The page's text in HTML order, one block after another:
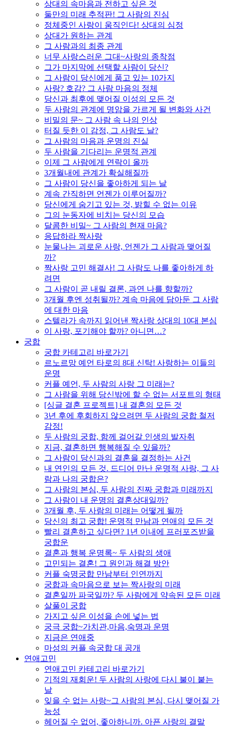
상대의 속마음과 전하고 싶은 것
둘만의 미래 추적판! 그 사람의 진심
정체중인 사랑이 움직인다! 상대의 심정
상대가 원하는 관계
그 사람과의 최종 관계
너무 사랑스러운 그대~사랑의 종착점
그가 마지막에 선택할 사람이 당신?
그 사람이 당신에게 품고 있는 10가지
사랑? 호감? 그 사람 마음의 정체
당신과 최후에 맺어질 이성의 모든 것
두 사람의 관계에 명암을 가르게 될 변화와 사건
비밀의 문~ 그 사람 속 나의 인상
터질 듯한 이 감정, 그 사람도 날?
그 사람의 마음과 운명의 진실
두 사람을 기다리는 운명적 관계
이제 그 사람에게 연락이 올까
3개월내에 관계가 확실해질까
그 사람이 당신을 좋아하게 되는 날
계속 간직하면 언젠가 이루어질까?
당신에게 숨기고 있는 것, 밝힐 수 없는 이유
그의 눈동자에 비치는 당신의 모습
달콤한 비밀~ 그 사람의 현재 마음?
응답하라 짝사랑
눈물나는 괴로운 사랑, 언젠가 그 사람과 맺어질
까?
짝사랑 고민 해결사! 그 사람도 나를 좋아하게 하
려면
그 사람이 곧 내릴 결론, 과연 나를 향할까?
3개월 후엔 성취될까? 계속 마음에 담아둔 그 사람
에 대한 마음
스텔라가 속까지 읽어낸 짝사랑 상대의 10대 본심
이 사랑, 포기해야 할까? 아니면…?
궁합
궁합 카테고리 바로가기
르노르망 예언 타로의 8대 신탁! 사랑하는 이들의
운명
커플 예언, 두 사람의 사랑 그 미래는?
그 사람을 위해 당신밖에 할 수 없는 서포트의 형태
[싱글 결혼 프로젝트] 내 결혼의 모든 것
3년 후에 후회하지 않으려면 두 사람의 궁합 철저
감정!
두 사람의 궁합, 함께 걸어갈 인생의 발자취
지금, 결혼하면 행복해질 수 있을까?
그 사람이 당신과의 결혼을 결정하는 사건
내 연인의 모든 것. 드디어 만난 운명적 사랑, 그 사
람과 나의 궁합은?
그 사람의 본심, 두 사람의 진짜 궁합과 미래까지
그 사람이 내 운명의 결혼상대일까?
3개월 후, 두 사람의 미래는 어떻게 될까
당신의 최고 궁합! 운명적 만남과 연애의 모든 것
빨리 결혼하고 싶다면? 1년 이내에 프러포즈받을
궁합운
결혼과 행복 운명록~ 두 사람의 생애
고민되는 결혼! 그 원인과 해결 방안
커플 숙명궁합 만남부터 인연까지
궁합과 속마음으로 보는 짝사랑의 미래
결혼일까 파국일까? 두 사람에게 약속된 모든 미래
살풀이 궁합
가지고 싶은 이성을 손에 넣는 법
궁극 궁합~가치관,마음,숙명과 운명
지금은 연애중
마성의 커플 속궁합 대 공개
연애고민
연애고민 카테고리 바로가기
기적의 재회운! 두 사람의 사랑에 다시 불이 붙는
날
잊을 수 없는 사랑~그 사람의 본심, 다시 맺어질 가
능성
헤어질 수 없어, 좋아하니까. 아픈 사랑의 결말